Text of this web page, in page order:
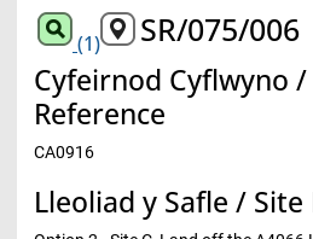
(1) SR/075/006
Cyfeirnod Cyflwyno
Reference
CA0916
Lleoliad y Safle /